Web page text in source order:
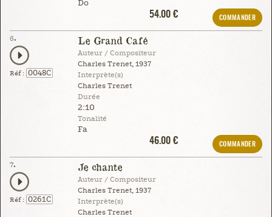
Do
54.00 €
COMMANDER
6.
Réf : 0048C
Le Grand Café
Auteur / Compositeur
Charles Trenet, 1937
Interprète(s)
Charles Trenet
Durée
2:10
Tonalité
Fa
46.00 €
COMMANDER
7.
Réf : 0261C
Je chante
Auteur / Compositeur
Charles Trenet, 1937
Interprète(s)
Charles Trenet